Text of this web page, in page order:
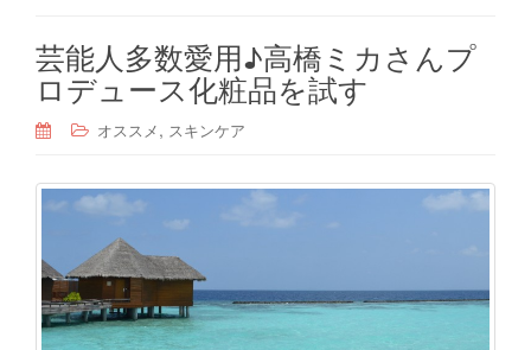
t
i
芸能人多数愛用♪高橋ミカさんプ
ロデュース化粧品を試す
オススメ, スキンケア